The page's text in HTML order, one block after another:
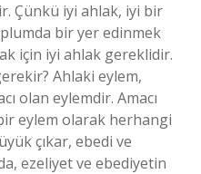
Çünkü iyi ahlak, iyi bir
bir yer edinmek
için iyi ahlak gereklidir.
Ahlaki eylem,
olan eylemdir. Amacı
eylem olarak herhangi
çıkar, ebedi ve
ezeliyet ve ebediyetin